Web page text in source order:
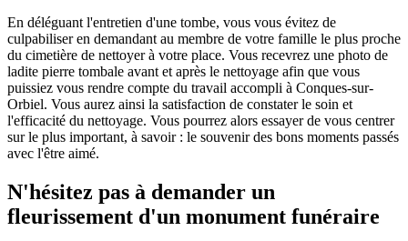
En déléguant l'entretien d'une tombe, vous vous évitez de
culpabiliser en demandant au membre de votre famille le plus proche
du cimetière de nettoyer à votre place. Vous recevrez une photo de
ladite pierre tombale avant et après le nettoyage afin que vous
puissiez vous rendre compte du travail accompli à Conques-sur-
Orbiel. Vous aurez ainsi la satisfaction de constater le soin et
l'efficacité du nettoyage. Vous pourrez alors essayer de vous centrer
sur le plus important, à savoir : le souvenir des bons moments passés
avec l'être aimé.
N'hésitez pas à demander un
fleurissement d'un monument funéraire